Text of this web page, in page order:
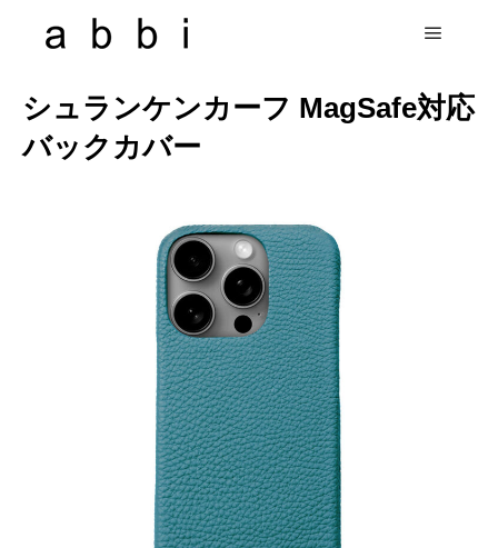
シュランケンカーフ MagSafe対応
バックカバー